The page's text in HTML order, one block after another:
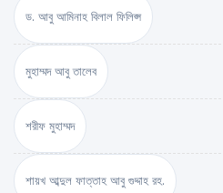
ড. আবু আমিনাহ বিলাল ফিলিপ্স
মুহাম্মদ আবু তালেব
শরীফ মুহাম্মদ
শায়খ আব্দুল ফাত্তাহ আবু গুদ্দাহ রহ.